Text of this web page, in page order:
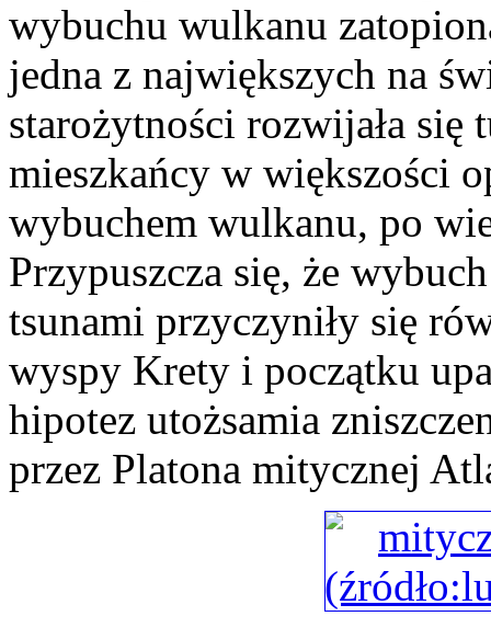
wybuchu wulkanu
jedna z największych na
starożytności rozwijała
mieszkańcy w większości
wybuchem wulkanu, po
Przypuszcza się, że
tsunami przyczyniły się
wyspy Krety i początku
hipotez utożsamia
przez Platona mitycznej